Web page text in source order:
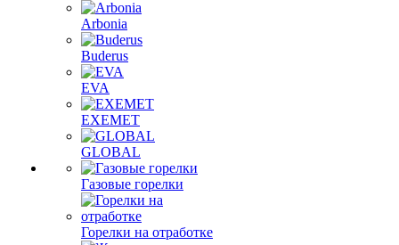
Arbonia
Buderus
EVA
EXEMET
GLOBAL
Газовые горелки
Горелки на отработке